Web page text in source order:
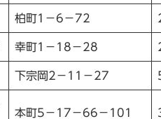
柏町1－6－72
幸町1－18－28
下宗岡2－11－27
本町5－17－66－101